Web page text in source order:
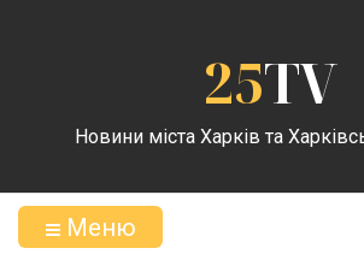
25TV
Новини міста Харків та
Меню